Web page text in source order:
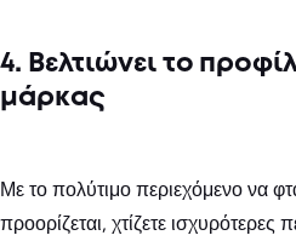
4. Βελτιώνει το
μάρκας
Με το πολύτιμο περιεχόμενο να
προορίζεται, χτίζετε ισχυρότερες